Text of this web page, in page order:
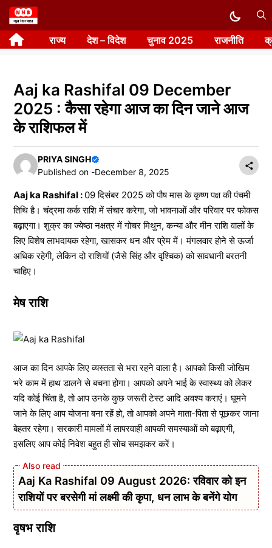
Skip
to
content राज्य देश – विदेश चुनाव 2025 राजनीति
Aaj ka Rashifal 09 December
2025 : कैसा रहेगा आज का दिन जाने आज
के राशिफल में
PRIYA SINGH
Published on -December 8, 2025
Aaj ka Rashifal : 09 दिसंबर 2025 को पौष मास के कृष्ण पक्ष की पंचमी
तिथि है। चंद्रमा कर्क राशि में संचार करेगा, जो भावनाओं और परिवार पर फोकस
बढ़ाएगा। शुक्र का ज्येष्ठा नक्षत्र में गोचर मिथुन, कन्या और मीन राशि वालों के
लिए विशेष लाभदायक रहेगा, खासकर धन और प्रेम में। मंगलवार होने से ऊर्जा
अधिक रहेगी, लेकिन दो राशियों (जैसे सिंह और वृश्चिक) को सावधानी बरतनी
चाहिए।
मेष राशि
आज का दिन आपके लिए व्यस्तता से भरा रहने वाला है। आपको किसी जोखिम
भरे काम में हाथ डालने से बचना होगा। आपको अपने भाई के स्वास्थ्य को लेकर
यदि कोई चिंता है, तो आप उनके कुछ जरूरी टेस्ट आदि अवश्य कराएं। घूमने
जाने के लिए आप योजना बना रहें हो, तो आपको अपने माता-पिता से पूछकर जाना
बेहतर रहेगा। सरकारी मामलों में लापरवाही आपकी समस्याओं को बढ़ाएगी,
इसलिए आप कोई निवेश बहुत ही सोच समझकर करें।
Aaj Ka Rashifal 09 August 2026: रविवार को इन
राशियों पर बरसेगी मां लक्ष्मी की कृपा, धन लाभ के बनेंगे योग
वृषभ राशि